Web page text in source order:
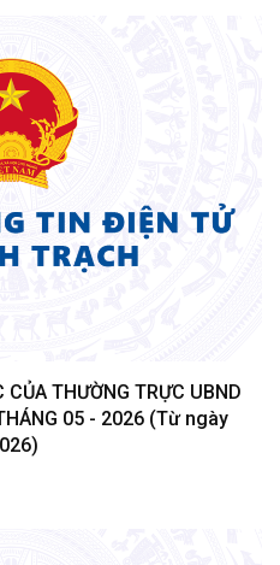
THƯỜNG TRỰC UBND
05 - 2026 (Từ ngày